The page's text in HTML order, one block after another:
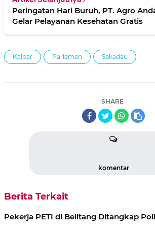
Peringatan Hari Buruh, PT. Agro
Gelar Pelayanan Kesehatan Gratis
Kalbar Parlemen Sekadau
SHARE
komentar
Berita Terkait
Pekerja PETI di Belitang Ditangkap